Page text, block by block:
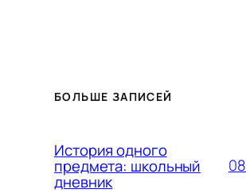
БОЛЬШЕ ЗАПИСЕЙ
История одного
предмета: школьный
дневник